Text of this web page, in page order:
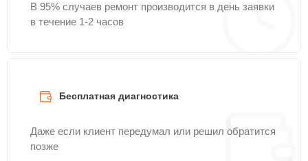
В 95% случаев ремонт производится в день заявки
в течение 1-2 часов
Бесплатная диагностика
Даже если клиент передумал или решил обратится
позже